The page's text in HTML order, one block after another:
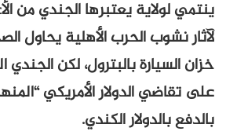
ينتمي لولاية يعتبرها الجندي من
لآثار نشوب الحرب الأهلية يحاول
خزان السيارة بالبترول، لكن
على تقاضي الدولار الأمريكي
بالدفع بالدولار الكندي.